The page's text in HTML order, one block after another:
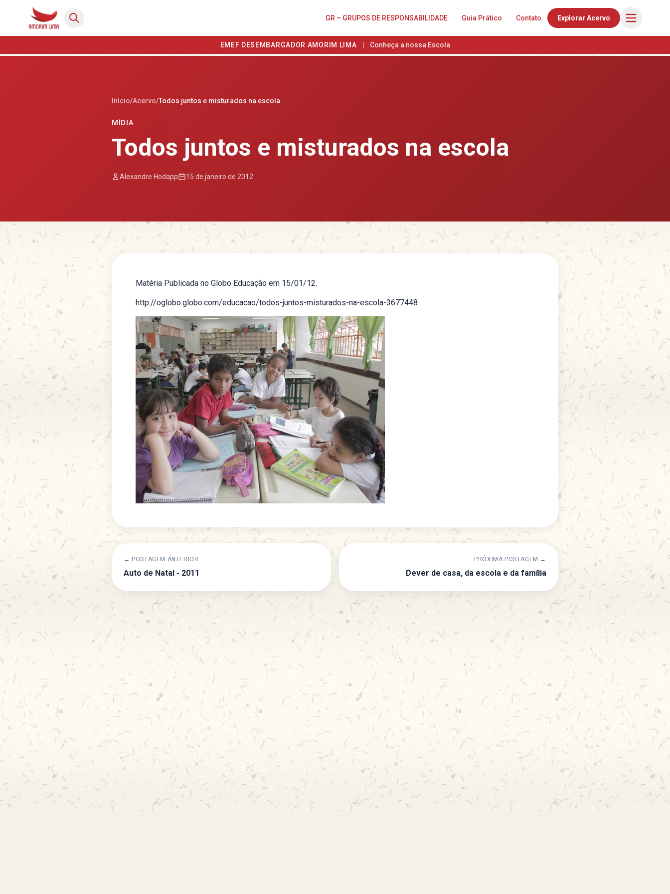
GR – GRUPOS DE RESPONSABILIDADE Guia Prático Contato Explorar Acervo
EMEF DESEMBARGADOR AMORIM LIMA Conheça a nossa Escola
Início/Acervo/Todos juntos e misturados na escola
MÍDIA
Todos juntos e misturados na escola
Alexandre Hodapp 15 de janeiro de 2012
Matéria Publicada no Globo Educação em 15/01/12.
http://oglobo.globo.com/educacao/todos-juntos-misturados-na-escola-3677448
← POSTAGEM ANTERIOR
Auto de Natal - 2011
PRÓXIMA POSTAGEM →
Dever de casa, da escola e da família